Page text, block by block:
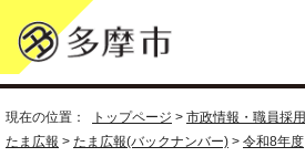
現在の位置： トップページ > 市政情報・職員採用
たま広報 > たま広報(バックナンバー) > 令和8年度